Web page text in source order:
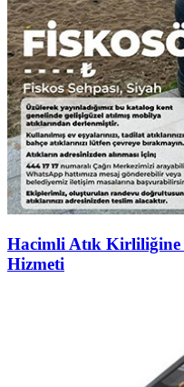
Hacimli Atık Kirliliğine
Hizmeti